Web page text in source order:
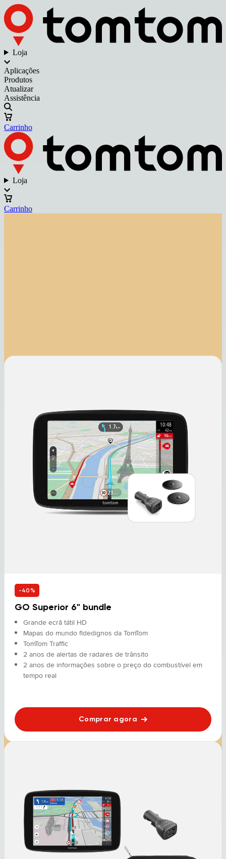
Loja
Aplicações
Produtos
Atualizar
Assistência
Carrinho
Loja
Carrinho
-40%
GO Superior 6" bundle
Grande ecrã tátil HD
Mapas do mundo fidedignos da TomTom
TomTom Traffic
2 anos de alertas de radares de trânsito
2 anos de informações sobre o preço do combustível em
tempo real
Comprar agora